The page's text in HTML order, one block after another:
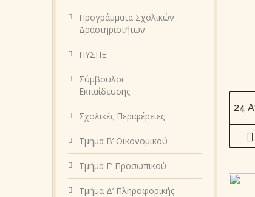
24
Προγράμματα Σχολικών
Δραστηριοτήτων
ΠΥΣΠΕ
Σύμβουλοι
Εκπαίδευσης
Σχολικές Περιφέρειες
Τμήμα Β’ Οικονομικού
Τμήμα Γ’ Προσωπικού
Τμήμα Δ’ Πληροφορικής